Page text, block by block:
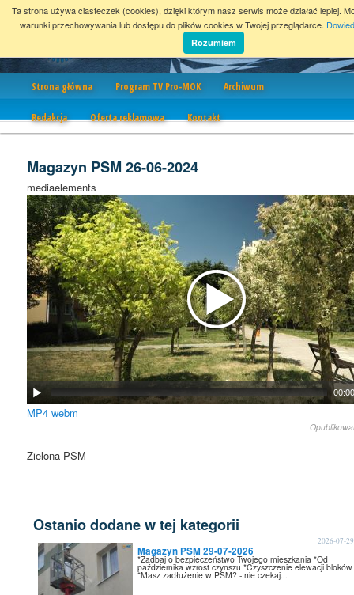
Strona główna Program TV Pro-MOK Archiwum
Redakcja Oferta reklamowa Kontakt
Magazyn PSM 26-06-2024
mediaelements
MP4 webm
Zielona PSM
Ostanio dodane w tej kategorii
Magazyn PSM 29-07-2026
2026-07-29
*Zadbaj o bezpieczeństwo Twojego mieszkania *Od
października wzrost czynszu *Czyszczenie elewacji bloków
*Masz zadłużenie w PSM? - nie czekaj...
Ta strona używa ciasteczek (cookies), dzięki którym nasz serwis może działać lepiej.
warunki przechowywania lub dostępu do plików cookies w Twojej przeglądarce.
Rozumiem